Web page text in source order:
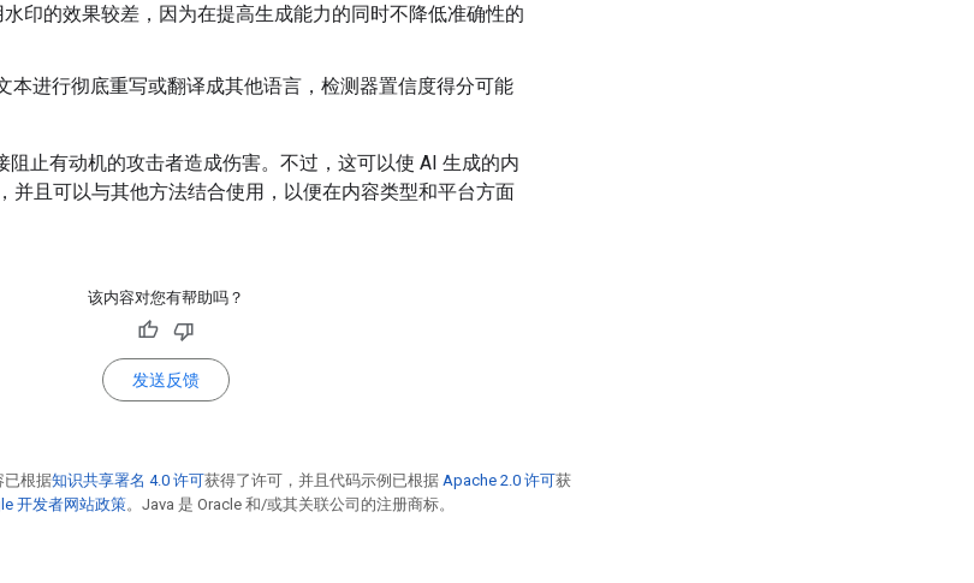
印的效果较差，因为在提高生成能力的同时不降低准确性的
本进行彻底重写或翻译成其他语言，检测器置信度得分可能
阻止有动机的攻击者造成伤害。不过，这可以使 AI 生成的内
并且可以与其他方法结合使用，以便在内容类型和平台方面
该内容对您有帮助吗？
发送反馈
已根据知识共享署名 4.0 许可获得了许可，并且代码示例已根据 Apache 2.0 许可获
开发者网站政策。Java 是 Oracle 和/或其关联公司的注册商标。